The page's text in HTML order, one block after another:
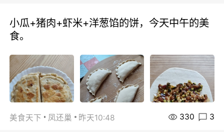
小瓜+猪肉+虾米+洋葱馅的饼，今天中午的美
食。
美食天下 凤还巢 昨天10:48 330 3